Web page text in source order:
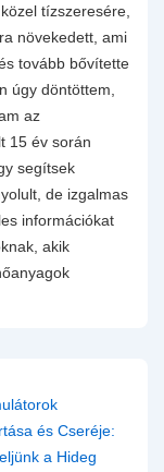
tízszeresére,
növekedett, ami
tovább bővítette
úgy döntöttem,
az
15 év során
segítsek
de izgalmas
információkat
akik
és Cseréje:
a Hideg